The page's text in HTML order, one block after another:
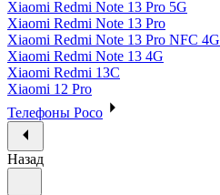
Xiaomi Redmi Note 13 Pro 5G
Xiaomi Redmi Note 13 Pro
Xiaomi Redmi Note 13 Pro NFC 4G
Xiaomi Redmi Note 13 4G
Xiaomi Redmi 13C
Xiaomi 12 Pro
Телефоны Poco
Назад